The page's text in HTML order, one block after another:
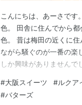
こんにちは、あーさです
色。 田舎に住んでから
色。 昔は梅田の近くに
ながら騒ぐのが一番の楽
しか興味がありませんで
しかないものを調べて楽
帰ると喜んでくれるし
#大阪スイーツ #ルクア
#バターズ